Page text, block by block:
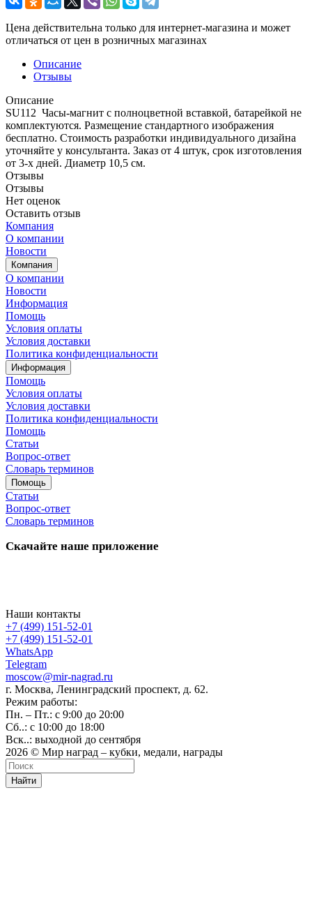
Цена действительна только для интернет-магазина и может
отличаться от цен в розничных магазинах
Описание
Отзывы
Описание
SU112 Часы-магнит с полноцветной вставкой, батарейкой не
комплектуются. Размещение стандартного изображения
бесплатно. Стоимость разработки индивидуального дизайна
уточняйте у консультанта. Заказ от 4 штук, срок изготовления
от 3-х дней. Диаметр 10,5 см.
Отзывы
Отзывы
Нет оценок
Оставить отзыв
Компания
О компании
Новости
Компания
О компании
Новости
Информация
Помощь
Условия оплаты
Условия доставки
Политика конфиденциальности
Информация
Помощь
Условия оплаты
Условия доставки
Политика конфиденциальности
Помощь
Статьи
Вопрос-ответ
Словарь терминов
Помощь
Статьи
Вопрос-ответ
Словарь терминов
Скачайте наше приложение
Наши контакты
+7 (499) 151-52-01
+7 (499) 151-52-01
WhatsApp
Telegram
moscow@mir-nagrad.ru
г. Москва, Ленинградский проспект, д. 62.
Режим работы:
Пн. – Пт.: с 9:00 до 20:00
Сб..: с 10:00 до 18:00
Вск..: выходной до сентября
2026 © Мир наград – кубки, медали, награды
Найти